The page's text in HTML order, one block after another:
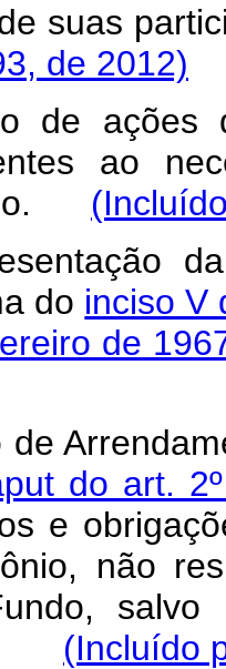
de suas
de 2012)
de ações
ao
da
do inciso V
de
do art.
e
não
salvo
(Incluído